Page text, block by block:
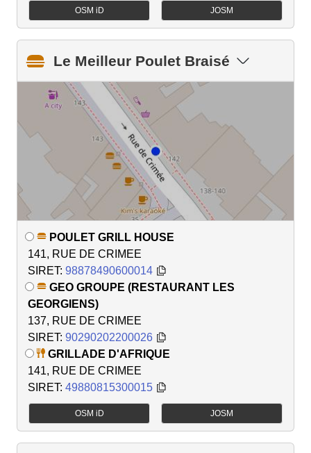
OSM iD JOSM
Le Meilleur Poulet Braisé
POULET GRILL HOUSE
141, RUE DE CRIMEE
SIRET: 98878490600014
GEO GROUPE (RESTAURANT LES
GEORGIENS)
137, RUE DE CRIMEE
SIRET: 90290202200026
GRILLADE D'AFRIQUE
141, RUE DE CRIMEE
SIRET: 49880815300015
OSM iD JOSM